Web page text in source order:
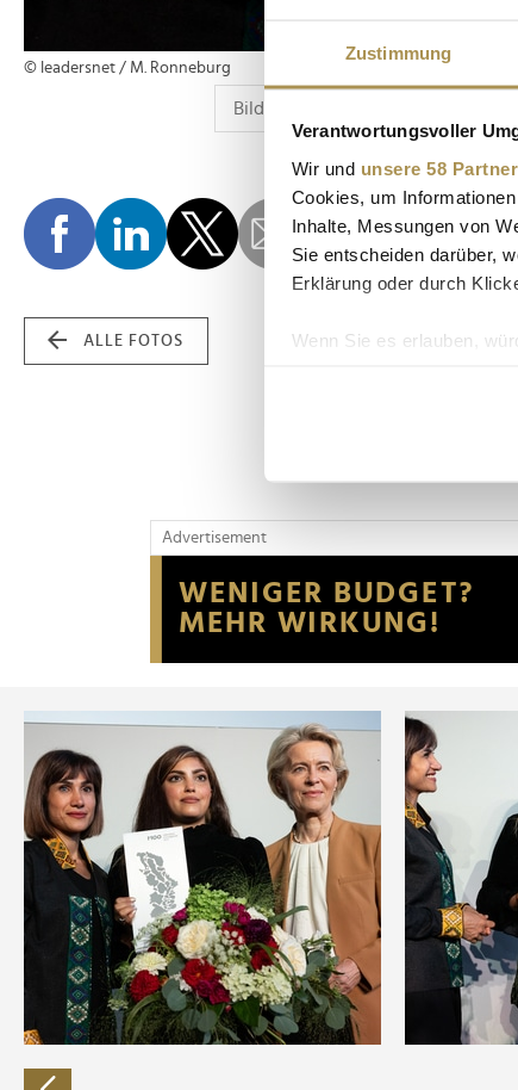
Zustimmung
Verantwortungsvoller
Wir und unsere 58 Partner
Cookies, um
Inhalte, Messungen von
Sie entscheiden darüber,
Erklärung oder durch
Wenn Sie es erlauben,
Erfahren Sie mehr
Wir verwenden Cookies,
Website an unsere
möglicherweise mit
der Dienste gesammelt
© leadersnet / M. Ronneburg
ALLE FOTOS
Advertisement